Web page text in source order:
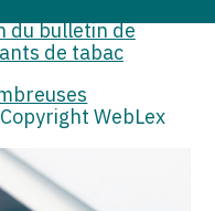
du bulletin de
de tabac
WebLex